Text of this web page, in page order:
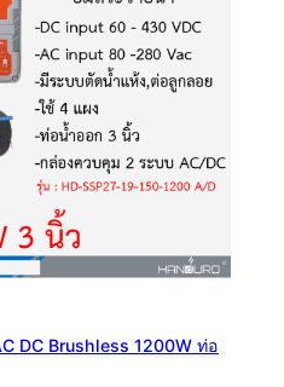
DC Brushless 1200W ท่อ